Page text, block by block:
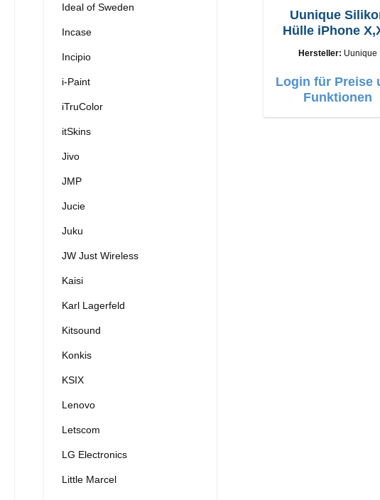
Ideal of Sweden
Incase
Incipio
i-Paint
iTruColor
itSkins
Jivo
JMP
Jucie
Juku
JW Just Wireless
Kaisi
Karl Lagerfeld
Kitsound
Konkis
KSIX
Lenovo
Letscom
LG Electronics
Little Marcel
Uunique
Hülle iPhone
Hersteller: Uunique
Login für Preise
Funktionen